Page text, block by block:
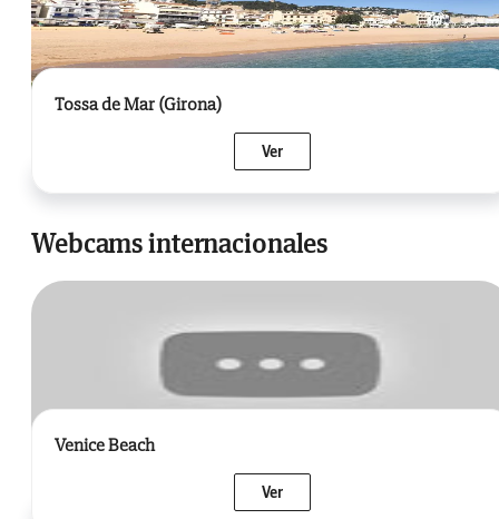
Tossa de Mar (Girona)
Ver
Webcams internacionales
Venice Beach
Ver